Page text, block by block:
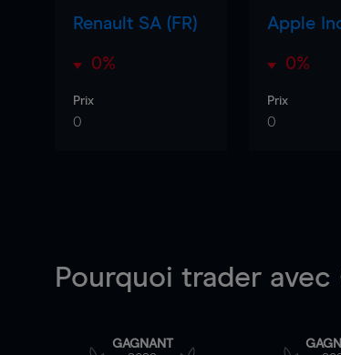
Renault SA (FR)
0%
Prix
0
Apple
0%
Prix
0
Pourquoi trader avec
GAGNANT